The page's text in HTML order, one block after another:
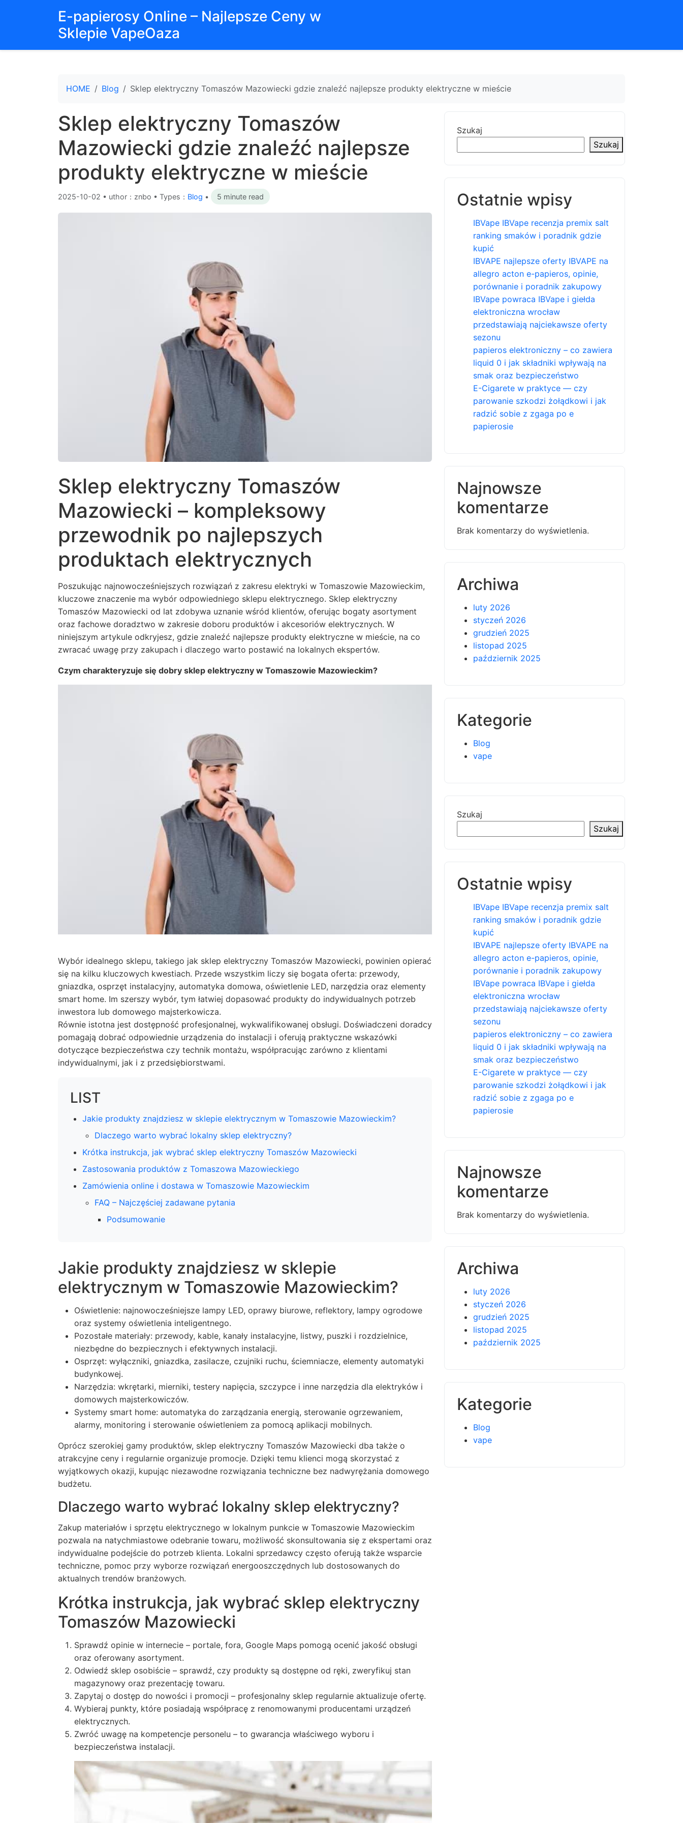
E-papierosy Online – Najlepsze Ceny w
Sklepie VapeOaza
HOME Blog Sklep elektryczny Tomaszów Mazowiecki gdzie znaleźć najlepsze produkty elektryczne w mieście
Sklep elektryczny Tomaszów
Mazowiecki gdzie znaleźć najlepsze
produkty elektryczne w mieście
2025-10-02 • uthor：znbo • Types： Blog • 5 minute read
Sklep elektryczny Tomaszów
Mazowiecki – kompleksowy
przewodnik po najlepszych
produktach elektrycznych
Poszukując najnowocześniejszych rozwiązań z zakresu elektryki w Tomaszowie Mazowieckim,
kluczowe znaczenie ma wybór odpowiedniego sklepu elektrycznego. Sklep elektryczny
Tomaszów Mazowiecki od lat zdobywa uznanie wśród klientów, oferując bogaty asortyment
oraz fachowe doradztwo w zakresie doboru produktów i akcesoriów elektrycznych. W
niniejszym artykule odkryjesz, gdzie znaleźć najlepsze produkty elektryczne w mieście, na co
zwracać uwagę przy zakupach i dlaczego warto postawić na lokalnych ekspertów.
Czym charakteryzuje się dobry sklep elektryczny w Tomaszowie Mazowieckim?
Wybór idealnego sklepu, takiego jak sklep elektryczny Tomaszów Mazowiecki, powinien opierać
się na kilku kluczowych kwestiach. Przede wszystkim liczy się bogata oferta: przewody,
gniazdka, osprzęt instalacyjny, automatyka domowa, oświetlenie LED, narzędzia oraz elementy
smart home. Im szerszy wybór, tym łatwiej dopasować produkty do indywidualnych potrzeb
inwestora lub domowego majsterkowicza.
Równie istotna jest dostępność profesjonalnej, wykwalifikowanej obsługi. Doświadczeni doradcy
pomagają dobrać odpowiednie urządzenia do instalacji i oferują praktyczne wskazówki
dotyczące bezpieczeństwa czy technik montażu, współpracując zarówno z klientami
indywidualnymi, jak i z przedsiębiorstwami.
LIST
Jakie produkty znajdziesz w sklepie elektrycznym w Tomaszowie Mazowieckim?
Dlaczego warto wybrać lokalny sklep elektryczny?
Krótka instrukcja, jak wybrać sklep elektryczny Tomaszów Mazowiecki
Zastosowania produktów z Tomaszowa Mazowieckiego
Zamówienia online i dostawa w Tomaszowie Mazowieckim
FAQ – Najczęściej zadawane pytania
Podsumowanie
Jakie produkty znajdziesz w sklepie
elektrycznym w Tomaszowie Mazowieckim?
Oświetlenie: najnowocześniejsze lampy LED, oprawy biurowe, reflektory, lampy ogrodowe
oraz systemy oświetlenia inteligentnego.
Pozostałe materiały: przewody, kable, kanały instalacyjne, listwy, puszki i rozdzielnice,
niezbędne do bezpiecznych i efektywnych instalacji.
Osprzęt: wyłączniki, gniazdka, zasilacze, czujniki ruchu, ściemniacze, elementy automatyki
budynkowej.
Narzędzia: wkrętarki, mierniki, testery napięcia, szczypce i inne narzędzia dla elektryków i
domowych majsterkowiczów.
Systemy smart home: automatyka do zarządzania energią, sterowanie ogrzewaniem,
alarmy, monitoring i sterowanie oświetleniem za pomocą aplikacji mobilnych.
Oprócz szerokiej gamy produktów, sklep elektryczny Tomaszów Mazowiecki dba także o
atrakcyjne ceny i regularnie organizuje promocje. Dzięki temu klienci mogą skorzystać z
wyjątkowych okazji, kupując niezawodne rozwiązania techniczne bez nadwyrężania domowego
budżetu.
Dlaczego warto wybrać lokalny sklep elektryczny?
Zakup materiałów i sprzętu elektrycznego w lokalnym punkcie w Tomaszowie Mazowieckim
pozwala na natychmiastowe odebranie towaru, możliwość skonsultowania się z ekspertami oraz
indywidualne podejście do potrzeb klienta. Lokalni sprzedawcy często oferują także wsparcie
techniczne, pomoc przy wyborze rozwiązań energooszczędnych lub dostosowanych do
aktualnych trendów branżowych.
Krótka instrukcja, jak wybrać sklep elektryczny
Tomaszów Mazowiecki
Sprawdź opinie w internecie – portale, fora, Google Maps pomogą ocenić jakość obsługi
oraz oferowany asortyment.
Odwiedź sklep osobiście – sprawdź, czy produkty są dostępne od ręki, zweryfikuj stan
magazynowy oraz prezentację towaru.
Zapytaj o dostęp do nowości i promocji – profesjonalny sklep regularnie aktualizuje ofertę.
Wybieraj punkty, które posiadają współpracę z renomowanymi producentami urządzeń
elektrycznych.
Zwróć uwagę na kompetencje personelu – to gwarancja właściwego wyboru i
bezpieczeństwa instalacji.
Szukaj
Szukaj
Ostatnie wpisy
IBVape IBVape recenzja premix salt
ranking smaków i poradnik gdzie
kupić
IBVAPE najlepsze oferty IBVAPE na
allegro acton e-papieros, opinie,
porównanie i poradnik zakupowy
IBVape powraca IBVape i giełda
elektroniczna wrocław
przedstawiają najciekawsze oferty
sezonu
papieros elektroniczny – co zawiera
liquid 0 i jak składniki wpływają na
smak oraz bezpieczeństwo
E-Cigarete w praktyce — czy
parowanie szkodzi żołądkowi i jak
radzić sobie z zgaga po e
papierosie
Najnowsze
komentarze
Brak komentarzy do wyświetlenia.
Archiwa
luty 2026
styczeń 2026
grudzień 2025
listopad 2025
październik 2025
Kategorie
Blog
vape
Szukaj
Szukaj
Ostatnie wpisy
IBVape IBVape recenzja premix salt
ranking smaków i poradnik gdzie
kupić
IBVAPE najlepsze oferty IBVAPE na
allegro acton e-papieros, opinie,
porównanie i poradnik zakupowy
IBVape powraca IBVape i giełda
elektroniczna wrocław
przedstawiają najciekawsze oferty
sezonu
papieros elektroniczny – co zawiera
liquid 0 i jak składniki wpływają na
smak oraz bezpieczeństwo
E-Cigarete w praktyce — czy
parowanie szkodzi żołądkowi i jak
radzić sobie z zgaga po e
papierosie
Najnowsze
komentarze
Brak komentarzy do wyświetlenia.
Archiwa
luty 2026
styczeń 2026
grudzień 2025
listopad 2025
październik 2025
Kategorie
Blog
vape